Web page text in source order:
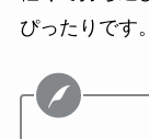
ぴったりです。